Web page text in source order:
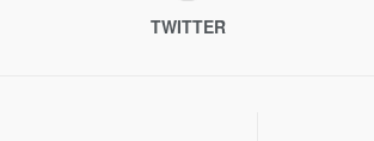
TWITTER